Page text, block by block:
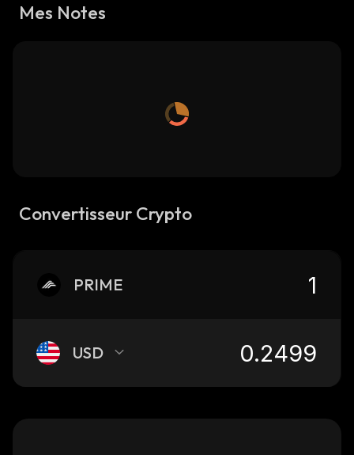
Mes Notes
Convertisseur Crypto
PRIME
USD